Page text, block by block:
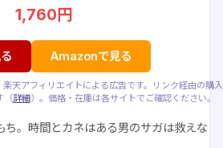
1,760円
Amazonで見る
天アフィリエイトによる広告です。リンク経由の購
（詳細）。価格・在庫は各サイトでご確認ください。
。時間とカネはある男のサガは救えな